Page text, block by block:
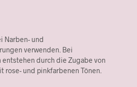
Narben- und
verwenden. Bei
durch die Zugabe von
rose- und pinkfarbenen Tönen.